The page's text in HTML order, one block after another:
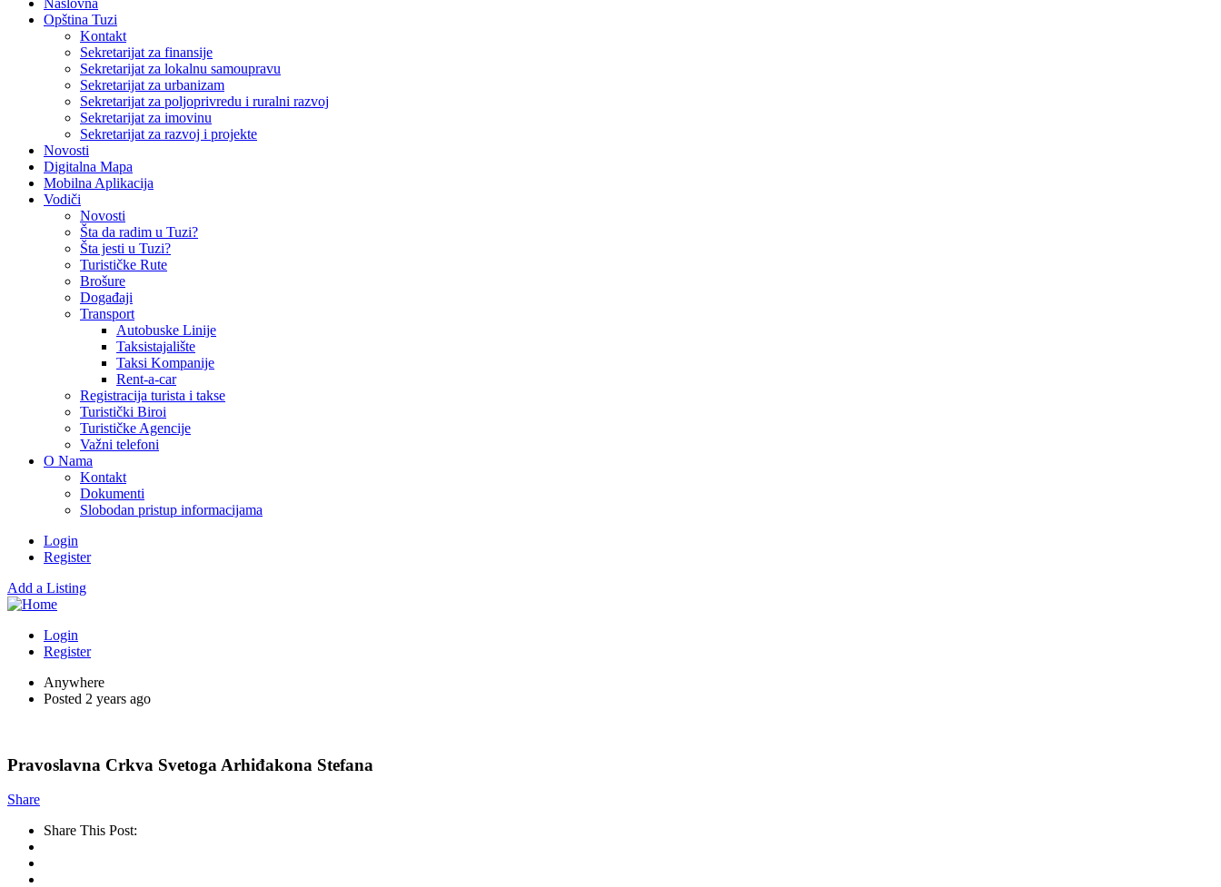
Opština Tuzi
Kontakt
Sekretarijat za finansije
Sekretarijat za lokalnu samoupravu
Sekretarijat za urbanizam
Sekretarijat za poljoprivredu i ruralni razvoj
Sekretarijat za imovinu
Sekretarijat za razvoj i projekte
Novosti
Digitalna Mapa
Mobilna Aplikacija
Vodiči
Novosti
Šta da radim u Tuzi?
Šta jesti u Tuzi?
Turističke Rute
Brošure
Događaji
Transport
Autobuske Linije
Taksistajalište
Taksi Kompanije
Rent-a-car
Registracija turista i takse
Turistički Biroi
Turističke Agencije
Važni telefoni
O Nama
Kontakt
Dokumenti
Slobodan pristup informacijama
Login
Register
Add a Listing
Login
Register
Anywhere
Posted 2 years ago
Pravoslavna Crkva Svetoga Arhiđakona Stefana
Share
Share This Post: